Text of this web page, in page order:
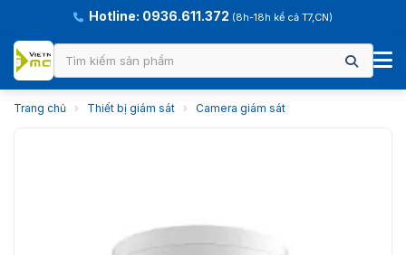
Hotline: 0936.611.372 (8h-18h kể cả T7,CN)
Trang chủ › Thiết bị giám sát › Camera giám sát